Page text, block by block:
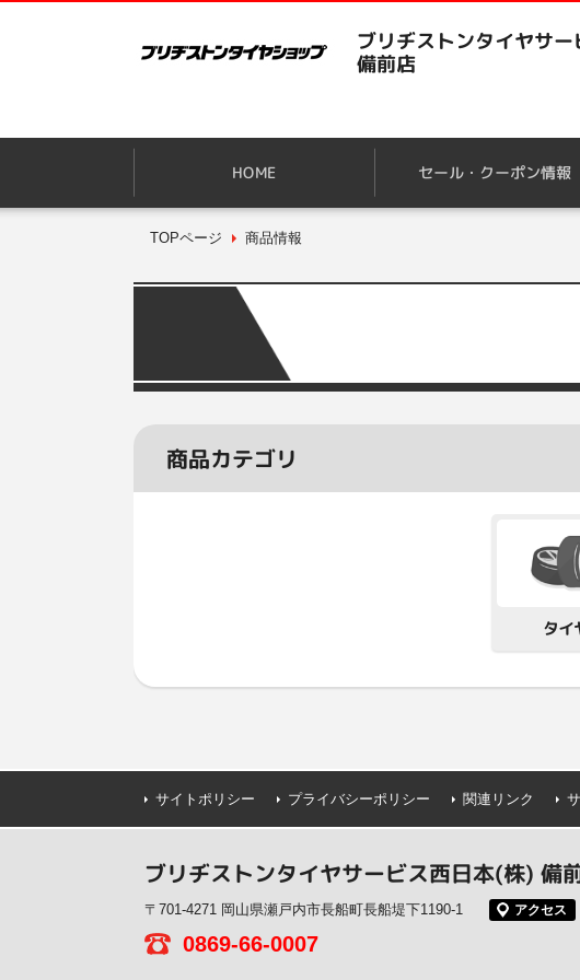
ブリヂストンタイヤサ
備前店
HOME セール・クーポン情報
TOPページ 商品情報
商品カテゴリ
タイ
サイトポリシー プライバシーポリシー 関連リンク
ブリヂストンタイヤサービス西日本(株) 備
〒701-4271 岡山県瀬戸内市長船町長船堤下1190-1 アクセス
0869-66-0007